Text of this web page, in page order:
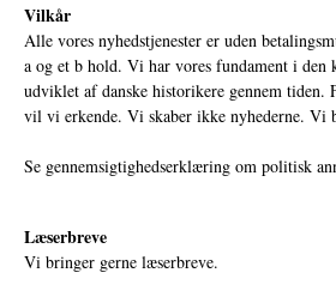
Vilkår
Alle vores nyhedstjenester er uden
a og et b hold. Vi har vores fundament i
udviklet af danske historikere gennem tiden.
vil vi erkende. Vi skaber ikke nyhederne. Vi
Se gennemsigtighedserklæring om politisk
Læserbreve
Vi bringer gerne læserbreve.